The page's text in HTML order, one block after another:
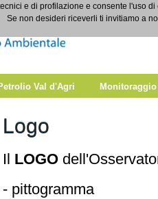
Val d'Agri Monitoraggio
Logo
Il LOGO
- pittogramma
e di profilazione e consente l'uso
Se non desideri riceverli ti invitiamo a